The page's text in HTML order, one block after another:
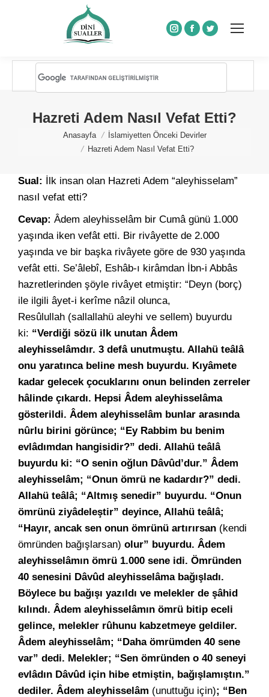
Instagram
Facebook
Twitter
Hazreti Adem Nasıl Vefat Etti?
You are here:Anasayfa
İslamiyetten Önceki Devirler
Hazreti Adem Nasıl Vefat Etti?
Sual: İlk insan olan Hazreti Adem “aleyhisselam”
nasıl vefat etti?
Cevap: Âdem aleyhisselâm bir Cumâ günü 1.000
yaşında iken vefât etti. Bir rivâyette de 2.000
yaşında ve bir başka rivâyete göre de 930 yaşında
vefât etti. Se’âlebî, Eshâb-ı kirâmdan İbn-i Abbâs
hazretlerinden şöyle rivâyet etmiştir: “Deyn (borç)
ile ilgili âyet-i kerîme nâzil olunca,
Resûlullah (sallallahü aleyhi ve sellem) buyurdu
ki: “Verdiği sözü ilk unutan Âdem
aleyhisselâmdır. 3 defâ unutmuştu. Allahü teâlâ
onu yaratınca beline mesh buyurdu. Kıyâmete
kadar gelecek çocuklarını onun belinden zerreler
hâlinde çıkardı. Hepsi Âdem aleyhisselâma
gösterildi. Âdem aleyhisselâm bunlar arasında
nûrlu birini görünce; “Ey Rabbim bu benim
evlâdımdan hangisidir?” dedi. Allahü teâlâ
buyurdu ki: “O senin oğlun Dâvûd’dur.” Âdem
aleyhisselâm; “Onun ömrü ne kadardır?” dedi.
Allahü teâlâ; “Altmış senedir” buyurdu. “Onun
ömrünü ziyâdeleştir” deyince, Allahü teâlâ;
“Hayır, ancak sen onun ömrünü artırırsan (kendi
ömründen bağışlarsan) olur” buyurdu. Âdem
aleyhisselâmın ömrü 1.000 sene idi. Ömründen
40 senesini Dâvûd aleyhisselâma bağışladı.
Böylece bu bağışı yazıldı ve melekler de şâhid
kılındı. Âdem aleyhisselâmın ömrü bitip eceli
gelince, melekler rûhunu kabzetmeye geldiler.
Âdem aleyhisselâm; “Daha ömrümden 40 sene
var” dedi. Melekler; “Sen ömründen o 40 seneyi
evlâdın Dâvûd için hibe etmiştin, bağışlamıştın.”
dediler. Âdem aleyhisselâm (unuttuğu için); “Ben